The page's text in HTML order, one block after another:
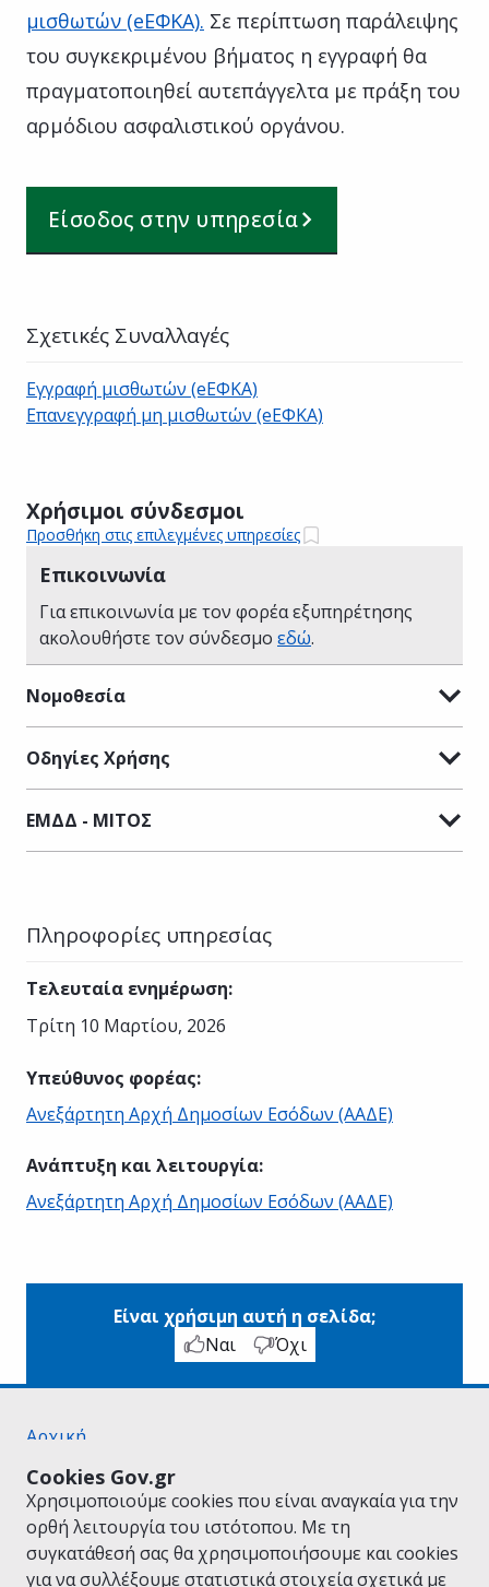
Cookies Gov.gr
Χρησιμοποιούμε cookies που είναι αναγκαία για την
ορθή λειτουργία του ιστότοπου. Με τη
συγκατάθεσή σας θα χρησιμοποιήσουμε και cookies
για να συλλέξουμε στατιστικά στοιχεία σχετικά με
μισθωτών (eΕΦΚΑ). Σε περίπτωση παράλειψης
του συγκεκριμένου βήματος η εγγραφή θα
πραγματοποιηθεί αυτεπάγγελτα με πράξη του
αρμόδιου ασφαλιστικού οργάνου.
Είσοδος στην υπηρεσία
Χρήσιμοι σύνδεσμοι
Προσθήκη στις επιλεγμένες υπηρεσίες
Επικοινωνία
Για επικοινωνία με τον φορέα εξυπηρέτησης
ακολουθήστε τον σύνδεσμο εδώ.
Νομοθεσία
Οδηγίες Χρήσης
ΕΜΔΔ - ΜΙΤΟΣ
Σχετικές Συναλλαγές
Εγγραφή μισθωτών (eΕΦΚΑ)
Επανεγγραφή μη μισθωτών (eΕΦΚΑ)
Πληροφορίες υπηρεσίας
Τελευταία ενημέρωση:
Τρίτη 10 Μαρτίου, 2026
Υπεύθυνος φορέας:
Ανεξάρτητη Αρχή Δημοσίων Εσόδων (ΑΑΔΕ)
Ανάπτυξη και λειτουργία:
Ανεξάρτητη Αρχή Δημοσίων Εσόδων (ΑΑΔΕ)
Είναι χρήσιμη αυτή η σελίδα;
Ναι
Όχι
Αρχική
Όροι Χρήσης
Πολιτική Απορρήτου
Δήλωση προσβασιμότητας
Πολιτική cookies